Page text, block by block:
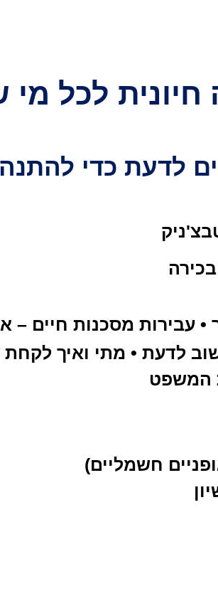
לכל מי
לדעת כדי
עבירות מסכנות חיים –
לדעת • מתי ואיך לקחת
המשפט
חשמליים)